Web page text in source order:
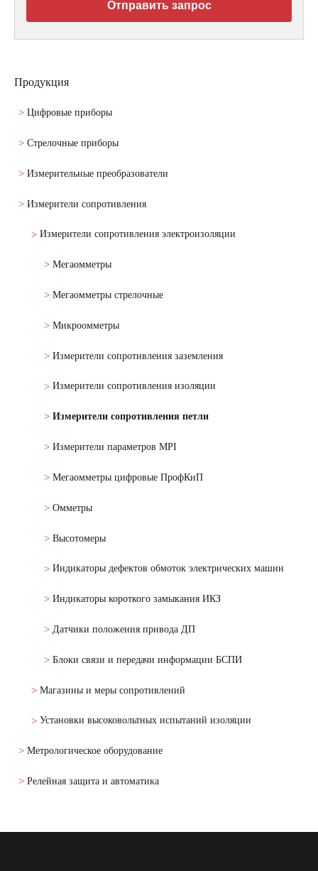
Отправить запрос
Продукция
Цифровые приборы
Стрелочные приборы
Измерительные преобразователи
Измерители сопротивления
Измерители сопротивления электроизоляции
Мегаомметры
Мегаомметры стрелочные
Микроомметры
Измерители сопротивления заземления
Измерители сопротивления изоляции
Измерители сопротивления петли
Измерители параметров MPI
Мегаомметры цифровые ПрофКиП
Омметры
Высотомеры
Индикаторы дефектов обмоток электрических машин
Индикаторы короткого замыкания ИКЗ
Датчики положения привода ДП
Блоки связи и передачи информации БСПИ
Магазины и меры сопротивлений
Установки высоковольтных испытаний изоляции
Метрологическое оборудование
Релейная защита и автоматика